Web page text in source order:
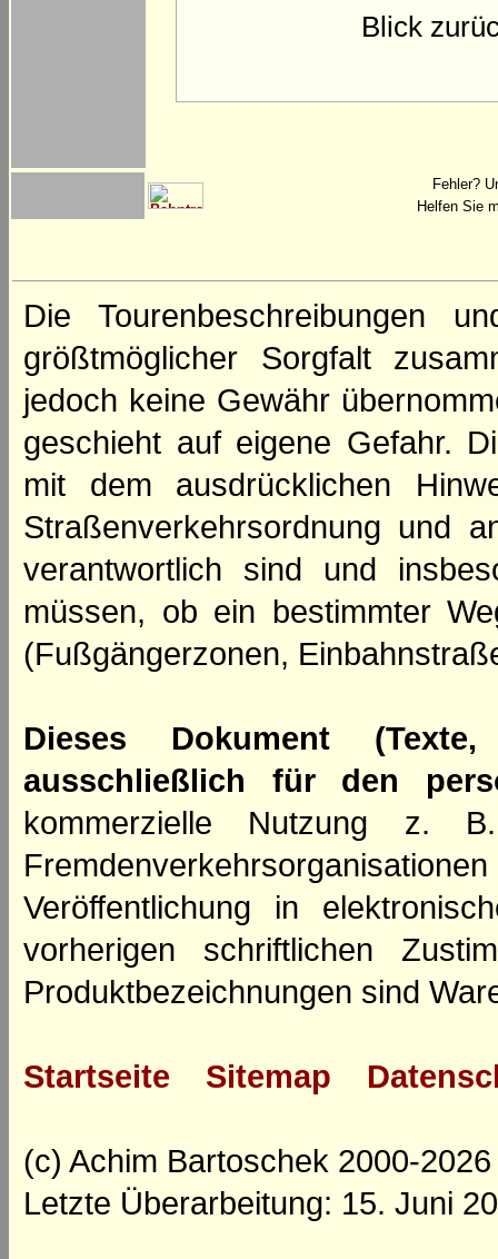
Blick
Fehler?
Helfen Sie
Die Tourenbeschreibungen
größtmöglicher Sorgfalt
jedoch keine Gewähr
geschieht auf eigene Gefahr.
mit dem ausdrücklichen
Straßenverkehrsordnung und
verantwortlich sind und
müssen, ob ein bestimmter
(Fußgängerzonen,
Dieses Dokument
ausschließlich für den
kommerzielle Nutzung z.
Veröffentlichung in
vorherigen schriftlichen
Produktbezeichnungen sind
Startseite Sitemap
(c) Achim Bartoschek 2000-2026
Letzte Überarbeitung: 15. Juni